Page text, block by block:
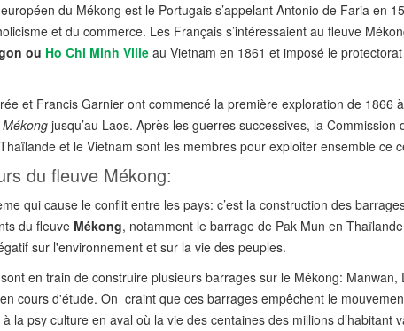
du Mékong est le Portugais s’appelant Antonio de Faria en
et du commerce. Les Français s’intéressaient au fleuve
ou Ho Chi Minh Ville au Vietnam en 1861 et imposé le
et Francis Garnier ont commencé la première exploration de 1866
Mékong jusqu’au Laos. Après les guerres successives, la
et le Vietnam sont les membres pour exploiter ensemble ce
du fleuve Mékong:
qui cause le conflit entre les pays: c’est la construction des
du fleuve Mékong, notamment le barrage de Pak Mun en
sur l'environnement et sur la vie des peuples.
en train de construire plusieurs barrages sur le Mékong:
cours d'étude. On craint que ces barrages empêchent le
la psy culture en aval où la vie des centaines des millions d’habitant